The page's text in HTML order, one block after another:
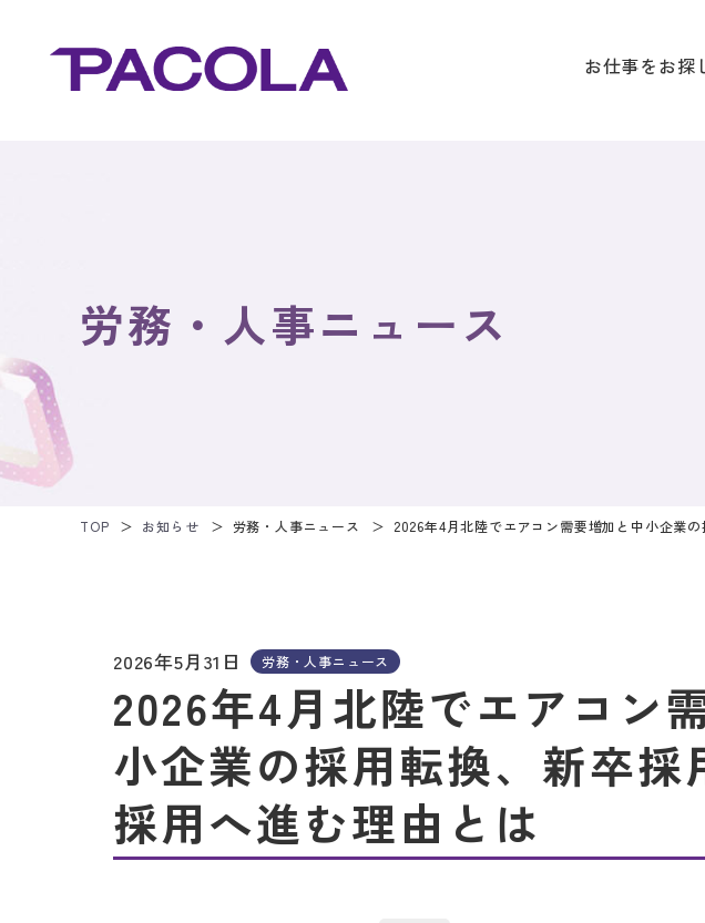
お仕事をお探
労務・人事ニュース
TOP お知らせ 労務・人事ニュース 2026年4月北陸でエアコン需要増加と中小企業
2026年5月31日 労務・人事ニュース
2026年4月北陸でエアコン
小企業の採用転換、新卒採
採用へ進む理由とは